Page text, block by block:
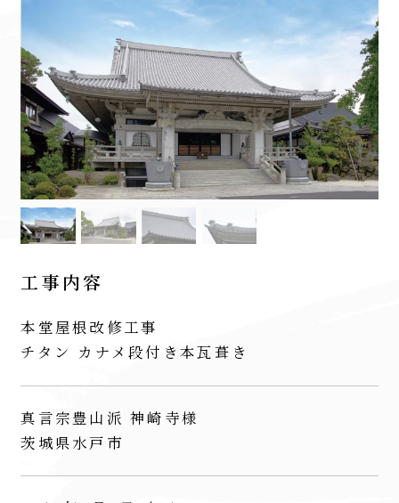
工事内容
本堂屋根改修工事
チタン カナメ段付き本瓦葺き
真言宗豊山派 神崎寺様
茨城県水戸市